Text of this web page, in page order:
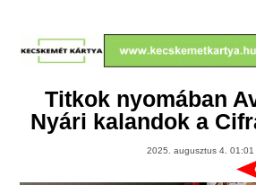
Titkok nyomában
Nyári kalandok a
2025. augusztus 4. 01:01